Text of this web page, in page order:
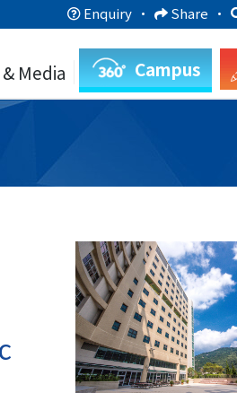
Enquiry · Share ·
Media Campus